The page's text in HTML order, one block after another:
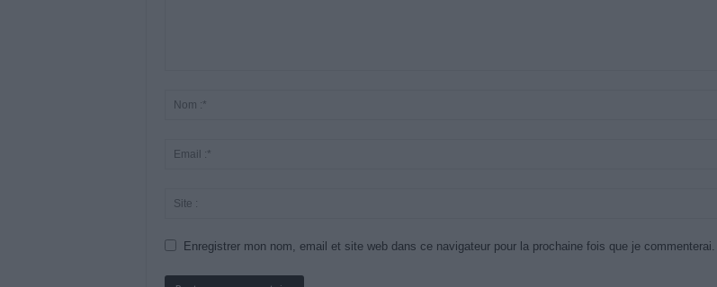
Enregistrer mon nom, email et site web dans ce navigateur pour la prochaine fois que je commenterai.